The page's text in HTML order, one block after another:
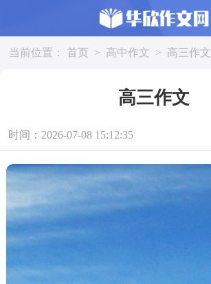
当前位置： 首页 > 高中作文 > 高三作文
高三作文
时间：2026-07-08 15:12:35